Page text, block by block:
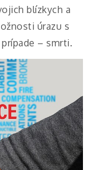
blízkych a
úrazu s
– smrti.